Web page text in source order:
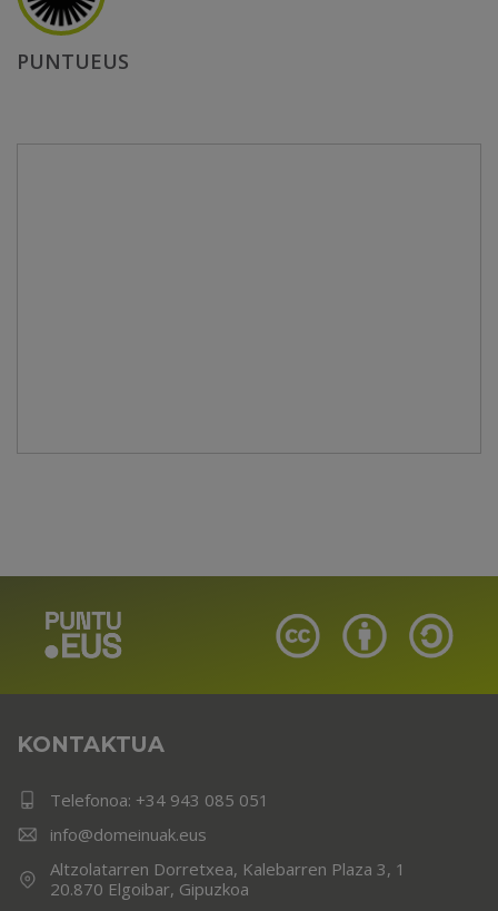
PUNTUEUS
KONTAKTUA
Telefonoa: +34 943 085 051
info@domeinuak.eus
Altzolatarren Dorretxea, Kalebarren Plaza 3, 1
20.870 Elgoibar, Gipuzkoa